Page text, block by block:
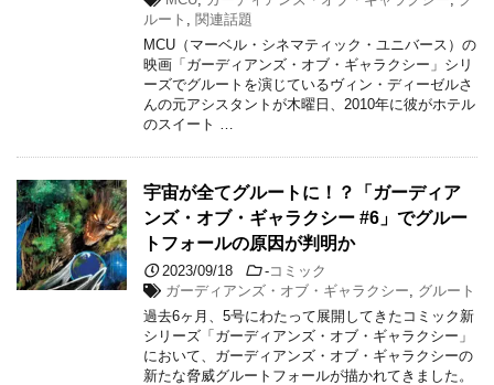
ルート
関連話題
MCU（マーベル・シネマティック・ユニバース）の
映画「ガーディアンズ・オブ・ギャラクシー」シリ
ーズでグルートを演じているヴィン・ディーゼルさ
んの元アシスタントが木曜日、2010年に彼がホテル
のスイート …
宇宙が全てグルートに！？「ガーディア
ンズ・オブ・ギャラクシー #6」でグルー
トフォールの原因が判明か
2023/09/18 -コミック
ガーディアンズ・オブ・ギャラクシー
グルート
過去6ヶ月、5号にわたって展開してきたコミック新
シリーズ「ガーディアンズ・オブ・ギャラクシー」
において、ガーディアンズ・オブ・ギャラクシーの
新たな脅威グルートフォールが描かれてきました。